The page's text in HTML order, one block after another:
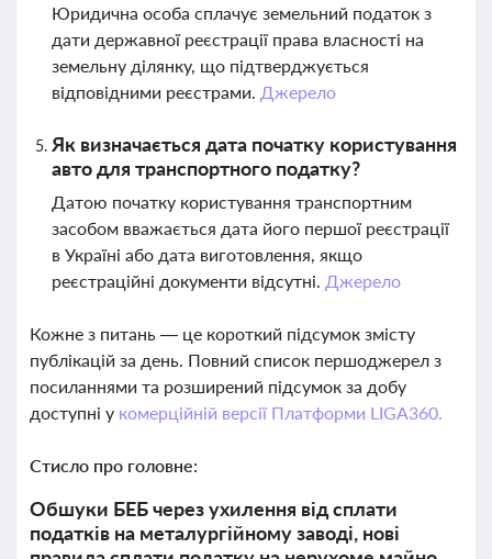
Юридична особа сплачує земельний податок з
дати державної реєстрації права власності на
земельну ділянку, що підтверджується
відповідними реєстрами. Джерело
Як визначається дата початку користування
авто для транспортного податку?
Датою початку користування транспортним
засобом вважається дата його першої реєстрації
в Україні або дата виготовлення, якщо
реєстраційні документи відсутні. Джерело
Кожне з питань — це короткий підсумок змісту
публікацій за день. Повний список першоджерел з
посиланнями та розширений підсумок за добу
доступні у комерційній версії Платформи LIGA360.
Стисло про головне:
Обшуки БЕБ через ухилення від сплати
податків на металургійному заводі, нові